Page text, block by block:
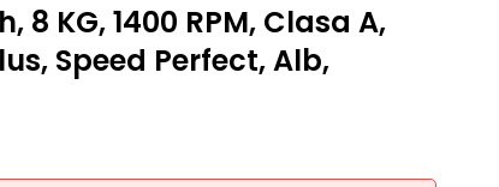
KG, 1400 RPM, Clasa A,
Speed Perfect, Alb,